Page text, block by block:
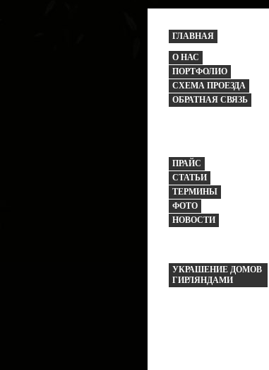
ГЛАВНАЯ
О НАС
ПОРТФОЛИО
СХЕМА ПРОЕЗДА
ОБРАТНАЯ СВЯЗЬ
ПРАЙС
СТАТЬИ
ТЕРМИНЫ
ФОТО
НОВОСТИ
УКРАШЕНИЕ ДОМОВ
ГИРЛЯНДАМИ